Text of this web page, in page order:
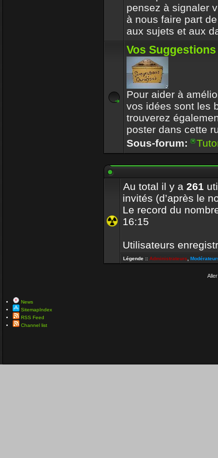
pensez à signaler
à nous faire part
aux sujets et aux
Vos Suggestions
Pour aider à
vos idées sont les
trouverez
poster dans cette
Sous-forum:
Au total il y a 261
invités (d’après le
Le record du
16:15
Utilisateurs
Légende :: Administrateurs
News
SitemapIndex
RSS Feed
Channel list